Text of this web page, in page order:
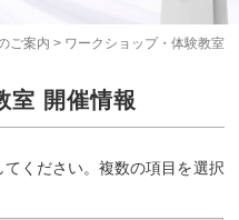
ご案内 > ワークショップ・体験教室
室 開催情報
ください。複数の項目を選択